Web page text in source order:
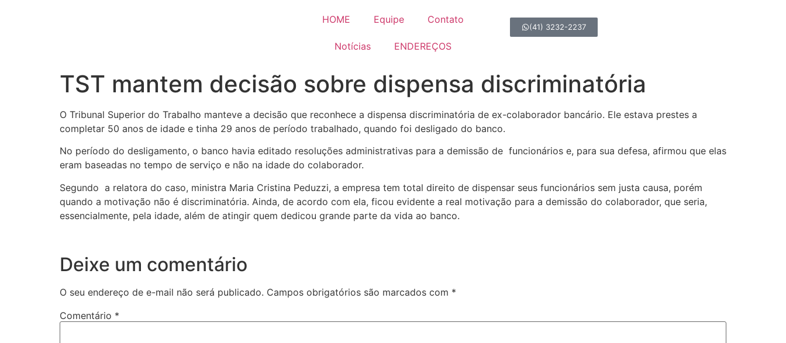
HOME Equipe Contato
Notícias ENDEREÇOS
(41) 3232-2237
TST mantem decisão sobre dispensa discriminatória
O Tribunal Superior do Trabalho manteve a decisão que reconhece a dispensa discriminatória de ex-colaborador bancário. Ele estava prestes a
completar 50 anos de idade e tinha 29 anos de período trabalhado, quando foi desligado do banco.
No período do desligamento, o banco havia editado resoluções administrativas para a demissão de funcionários e, para sua defesa, afirmou que elas
eram baseadas no tempo de serviço e não na idade do colaborador.
Segundo a relatora do caso, ministra Maria Cristina Peduzzi, a empresa tem total direito de dispensar seus funcionários sem justa causa, porém
quando a motivação não é discriminatória. Ainda, de acordo com ela, ficou evidente a real motivação para a demissão do colaborador, que seria,
essencialmente, pela idade, além de atingir quem dedicou grande parte da vida ao banco.
Deixe um comentário
O seu endereço de e-mail não será publicado. Campos obrigatórios são marcados com *
Comentário *